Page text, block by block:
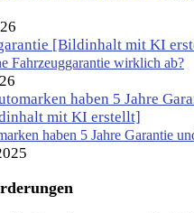
Fahrzeuggarantie wirklich ab?
haben 5 Jahre Garantie